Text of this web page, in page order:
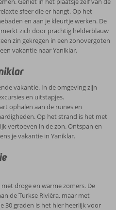
sfeer die er hangt. Op het
en aan je kleurtje werken. De
zich door prachtig helderblauw
zin gekregen in een zonovergoten
vakantie naar Yaniklar.
vakantie. In de omgeving zijn
en uitstapjes.
ophalen aan de ruïnes en
Op het strand is het met
vertoeven in de zon. Ontspan en
je vakantie in Yaniklar.
droge en warme zomers. De
de Turkse Rivièra, maar met
30 graden is het hier heerlijk voor